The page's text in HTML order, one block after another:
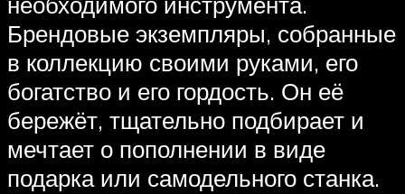
Брендовые экземпляры, собранные
в коллекцию своими руками, его
богатство и его гордость. Он её
бережёт, тщательно подбирает и
мечтает о пополнении в виде
подарка или самодельного станка.